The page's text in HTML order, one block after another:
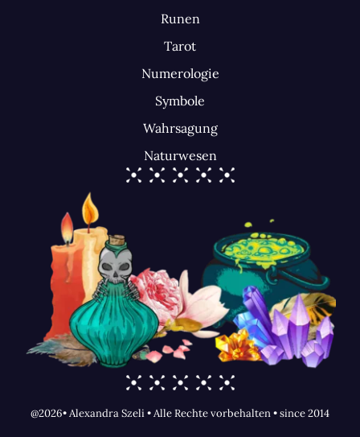
Runen
Tarot
Numerologie
Symbole
Wahrsagung
Naturwesen
@2026• Alexandra Szeli • Alle Rechte vorbehalten • since 2014